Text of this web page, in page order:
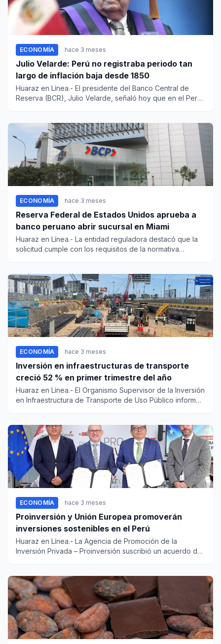
ECONOMÍA hace 3 meses
Julio Velarde: Perú no registraba periodo tan
largo de inflación baja desde 1850
Huaraz en Línea.- El presidente del Banco Central de
Reserva (BCR), Julio Velarde, señaló hoy que en el Perú
ECONOMÍA hace 3 meses
Reserva Federal de Estados Unidos aprueba a
banco peruano abrir sucursal en Miami
Huaraz en Línea.- La entidad reguladora destacó que la
solicitud cumple con los requisitos de la normativa
ECONOMÍA hace 3 meses
Inversión en infraestructuras de transporte
creció 52 % en primer trimestre del año
Huaraz en Línea.- El Organismo Supervisor de la Inversión
en Infraestructura de Transporte de Uso Público informó
ECONOMÍA hace 3 meses
Proinversión y Unión Europea promoverán
inversiones sostenibles en el Perú
Huaraz en Línea.- La Agencia de Promoción de la
Inversión Privada – Proinversión suscribió un acuerdo de